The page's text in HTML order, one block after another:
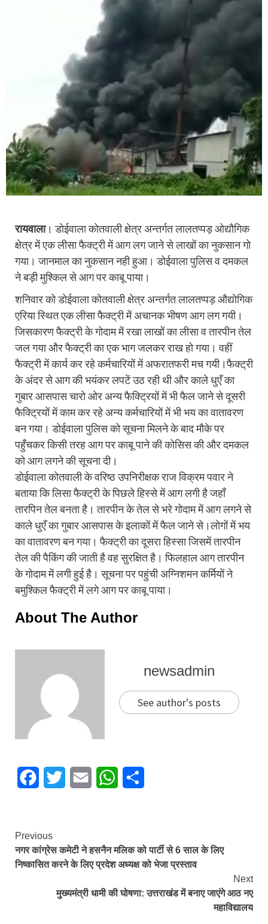
रायवाला। डोईवाला कोतवाली क्षेत्र अन्तर्गत लालतप्पड़ ओद्यौगिक
क्षेत्र में एक लीसा फैक्ट्री में आग लग जाने से लाखों का नुकसान गो
गया। जानमाल का नुकसान नही हुआ। डोईवाला पुलिस व दमकल
ने बड़ी मुश्किल से आग पर काबू पाया।
शनिवार को डोईवाला कोतवाली क्षेत्र अन्तर्गत लालतप्पड़ औद्योगिक
एरिया स्थित एक लीसा फैक्ट्री में अचानक भीषण आग लग गयी।
जिसकारण फैक्ट्री के गोदाम में रखा लाखों का लीसा व तारपीन तेल
जल गया और फैक्ट्री का एक भाग जलकर राख हो गया। वहीं
फैक्ट्री में कार्य कर रहे कर्मचारियों में अफरातफरी मच गयी।फैक्ट्री
के अंदर से आग की भयंकर लपटें उठ रही थी और काले धुएँ का
गुबार आसपास चारो ओर अन्य फैक्ट्रियों में भी फैल जाने से दूसरी
फैक्ट्रियों में काम कर रहे अन्य कर्मचारियों में भी भय का वातावरण
बन गया। डोईवाला पुलिस को सूचना मिलने के बाद मौके पर
पहुँचकर किसी तरह आग पर काबू पाने की कोसिस की और दमकल
को आग लगने की सूचना दी।
डोईवाला कोतवाली के वरिष्ठ उपनिरीक्षक राज विक्रम पवार ने
बताया कि लिसा फैक्ट्री के पिछले हिस्से में आग लगी है जहाँ
तारपिन तेल बनता है। तारपीन के तेल से भरे गोदाम में आग लगने से
काले धुएँ का गुबार आसपास के इलाकों में फैल जाने से।लोगों में भय
का वातावरण बन गया। फैक्ट्री का दूसरा हिस्सा जिसमें तारपीन
तेल की पैकिंग की जाती है वह सुरक्षित है। फिलहाल आग तारपीन
के गोदाम में लगी हुई है। सूचना पर पहुंची अग्निशमन कर्मियों ने
बमुश्किल फैक्ट्री में लगे आग पर काबू पाया।
About The Author
newsadmin
See author's posts
FacebookTwitter Email WhatsApp
Continue
Reading
Previous
नगर कांग्रेस कमेटी ने हसनैन मलिक को पार्टी से 6 साल के लिए
निष्कासित करने के लिए प्रदेश अध्यक्ष को भेजा प्रस्ताव
Next
मुख्यमंत्री धामी की घोषणा: उत्तराखंड में बनाए जाएंगे आठ नए
महाविद्यालय